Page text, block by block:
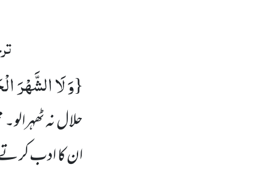
{وَ لَا الشَّهْرَ
حلال نہ
ان کا ادب کر تے